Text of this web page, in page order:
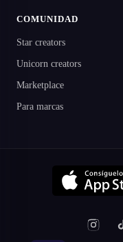
COMUNIDAD
Star creators
Unicorn creators
Marketplace
Para marcas